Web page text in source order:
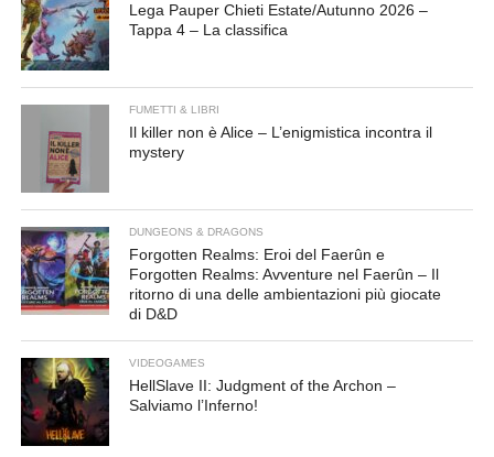
Lega Pauper Chieti Estate/Autunno 2026 –
Tappa 4 – La classifica
FUMETTI & LIBRI
Il killer non è Alice – L’enigmistica incontra il
mystery
DUNGEONS & DRAGONS
Forgotten Realms: Eroi del Faerûn e
Forgotten Realms: Avventure nel Faerûn – Il
ritorno di una delle ambientazioni più giocate
di D&D
VIDEOGAMES
HellSlave II: Judgment of the Archon –
Salviamo l’Inferno!